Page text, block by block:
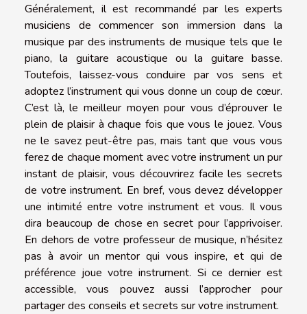
Généralement, il est recommandé par les experts
musiciens de commencer son immersion dans la
musique par des instruments de musique tels que le
piano, la guitare acoustique ou la guitare basse.
Toutefois, laissez-vous conduire par vos sens et
adoptez l’instrument qui vous donne un coup de cœur.
C’est là, le meilleur moyen pour vous d’éprouver le
plein de plaisir à chaque fois que vous le jouez. Vous
ne le savez peut-être pas, mais tant que vous vous
ferez de chaque moment avec votre instrument un pur
instant de plaisir, vous découvrirez facile les secrets
de votre instrument. En bref, vous devez développer
une intimité entre votre instrument et vous. Il vous
dira beaucoup de chose en secret pour l’apprivoiser.
En dehors de votre professeur de musique, n’hésitez
pas à avoir un mentor qui vous inspire, et qui de
préférence joue votre instrument. Si ce dernier est
accessible, vous pouvez aussi l’approcher pour
partager des conseils et secrets sur votre instrument.